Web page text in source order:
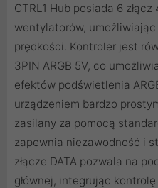
CTRL1 Hub posiada 6
wentylatorów,
prędkości. Kontroler jest
3PIN ARGB 5V, co
efektów podświetlenia
urządzeniem bardzo
zasilany za pomocą
zapewnia niezawodność i
złącze DATA pozwala na
głównej, integrując